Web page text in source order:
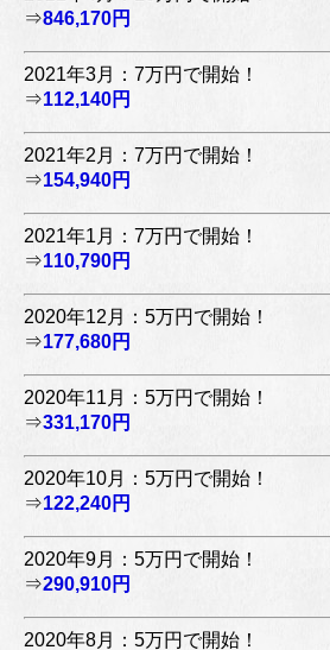
⇒846,170円
2021年3月：7万円で開始！
⇒112,140円
2021年2月：7万円で開始！
⇒154,940円
2021年1月：7万円で開始！
⇒110,790円
2020年12月：5万円で開始！
⇒177,680円
2020年11月：5万円で開始！
⇒331,170円
2020年10月：5万円で開始！
⇒122,240円
2020年9月：5万円で開始！
⇒290,910円
2020年8月：5万円で開始！